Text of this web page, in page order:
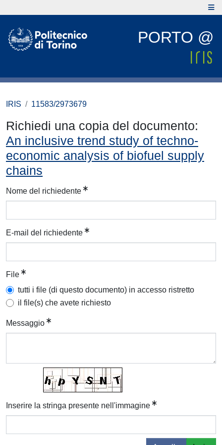
PORTO @
IRIS 11583/2973679
Richiedi una copia del documento:
An inclusive trend study of techno-
economic analysis of biofuel supply
chains
Nome del richiedente
E-mail del richiedente
File
tutti i file (di questo documento) in accesso ristretto
il file(s) che avete richiesto
Messaggio
Inserire la stringa presente nell'immagine